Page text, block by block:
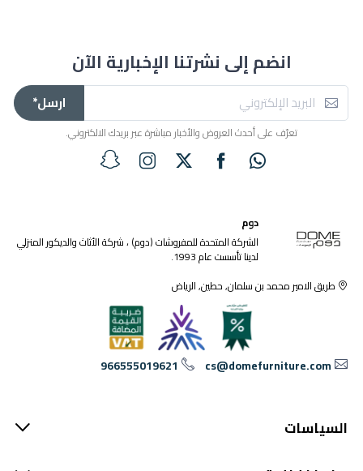
انضم إلى نشرتنا الإخبارية الآن
ارسل*
تعرّف على أحدث العروض والأخبار مباشرة عبر بريدك الالكتروني.
دوم
الشركة المتحدة للمفروشات (دوم) ، شركة الأثاث والديكور المنزلي
لدينا تأسست عام 1993.
طريق الامير محمد بن سلمان, حطين, الرياض
cs@domefurniture.com
966555019621
السياسات